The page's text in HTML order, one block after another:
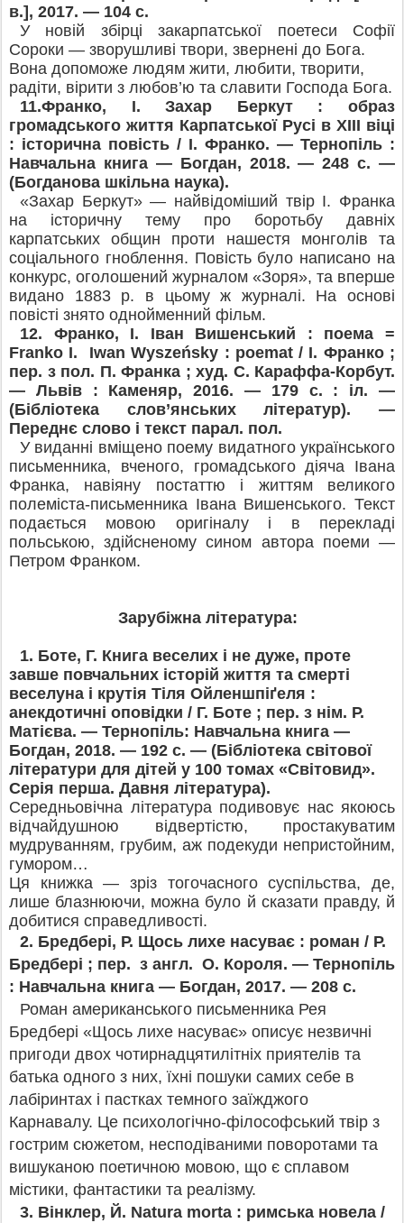
в.], 2017. — 104 с.
У новій збірці закарпатської поетеси Софії
Сороки — зворушливі твори, звернені до Бога.
Вона допоможе людям жити, любити, творити,
радіти, вірити з любов’ю та славити Господа Бога.
11.Франко, І. Захар Беркут : образ
громадського життя Карпатської Русі в XIII віці
: історична повість / І. Франко. — Тернопіль :
Навчальна книга — Богдан, 2018. — 248 с. —
(Богданова шкільна наука).
«Захар Беркут» — найвідоміший твір І. Франка
на історичну тему про боротьбу давніх
карпатських общин проти нашестя монголів та
соціального гноблення. Повість було написано на
конкурс, оголошений журналом «Зоря», та вперше
видано 1883 р. в цьому ж журналі. На основі
повісті знято однойменний фільм.
12. Франко, І. Іван Вишенський : поема =
Franko I. Iwan Wyszeńsky : poemat / І. Франко ;
пер. з пол. П. Франка ; худ. С. Караффа-Корбут.
— Львів : Каменяр, 2016. — 179 с. : іл. —
(Бібліотека слов’янських літератур). —
Переднє слово і текст парал. пол.
У виданні вміщено поему видатного українського
письменника, вченого, громадського діяча Івана
Франка, навіяну постаттю і життям великого
полеміста-письменника Івана Вишенського. Текст
подається мовою оригіналу і в перекладі
польською, здійсненому сином автора поеми —
Петром Франком.
Зарубіжна література:
1. Боте, Г. Книга веселих і не дуже, проте
завше повчальних історій життя та смерті
веселуна і крутія Тіля Ойленшпіґеля :
анекдотичні оповідки / Г. Боте ; пер. з нім. Р.
Матієва. — Тернопіль: Навчальна книга —
Богдан, 2018. — 192 с. — (Бібліотека світової
літератури для дітей у 100 томах «Світовид».
Серія перша. Давня література).
Середньовічна література подивовує нас якоюсь
відчайдушною відвертістю, простакуватим
мудруванням, грубим, аж подекуди непристойним,
гумором…
Ця книжка — зріз тогочасного суспільства, де,
лише блазнюючи, можна було й сказати правду, й
добитися справедливості.
2. Бредбері, Р. Щось лихе насуває : роман / Р.
Бредбері ; пер. з англ. О. Короля. — Тернопіль
: Навчальна книга — Богдан, 2017. — 208 с.
Роман американського письменника Рея
Бредбері «Щось лихе насуває» описує незвичні
пригоди двох чотирнадцятилітніх приятелів та
батька одного з них, їхні пошуки самих себе в
лабіринтах і пастках темного заїжджого
Карнавалу. Це психологічно-філософський твір з
гострим сюжетом, несподіваними поворотами та
вишуканою поетичною мовою, що є сплавом
містики, фантастики та реалізму.
3. Вінклер, Й. Natura morta : римська новела /